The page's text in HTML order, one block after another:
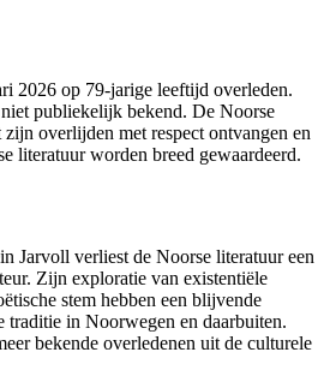
2026 op 79-jarige leeftijd overleden.
publiekelijk bekend. De Noorse
zijn overlijden met respect ontvangen en
literatuur worden breed gewaardeerd.
Jarvoll verliest de Noorse literatuur een
Zijn exploratie van existentiële
stem hebben een blijvende
traditie in Noorwegen en daarbuiten.
bekende overledenen uit de culturele